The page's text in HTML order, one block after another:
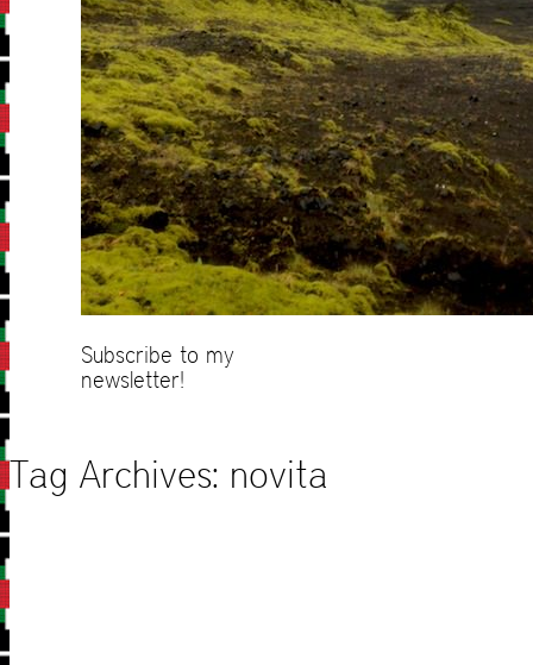
Subscribe to my
newsletter!
Tag Archives: novita